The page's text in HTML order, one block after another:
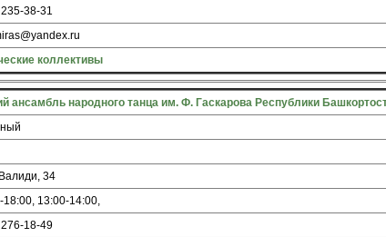
38-31
коллективы
ансамбль народного танца им. Ф. Гаскарова Республики
34
18:00, 13:00-14:00,
18-49